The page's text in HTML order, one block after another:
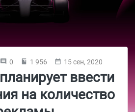
0 1 956 15 сен, 2020
ввести
на количество